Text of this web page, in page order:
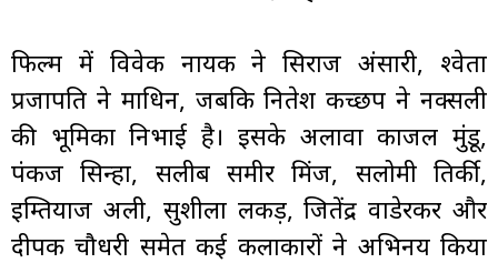
फिल्म में विवेक नायक ने सिराज अंसारी, श्वेता
प्रजापति ने माधिन, जबकि नितेश कच्छप ने नक्सली
की भूमिका निभाई है। इसके अलावा काजल मुंडू,
पंकज सिन्हा, सलीब समीर मिंज, सलोमी तिर्की,
इम्तियाज अली, सुशीला लकड़, जितेंद्र वाडेरकर और
दीपक चौधरी समेत कई कलाकारों ने अभिनय किया